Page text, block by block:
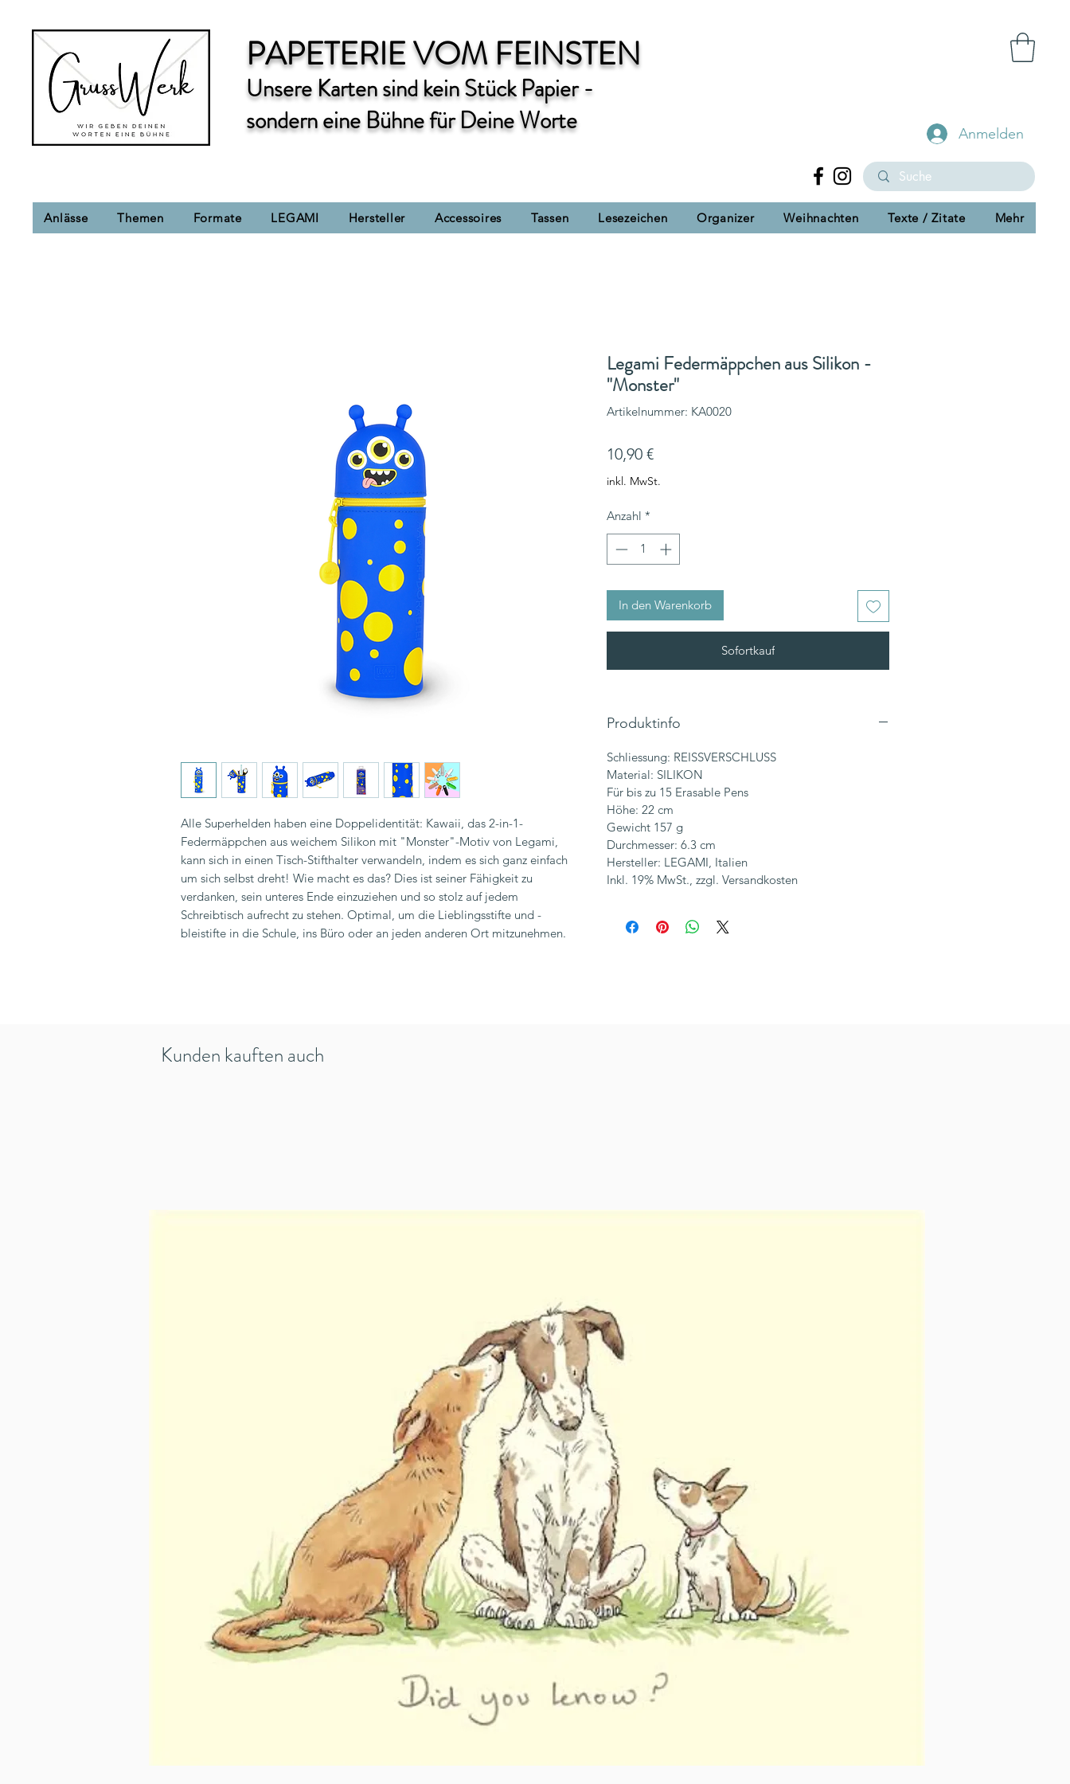
PAPETERIE VOM FEINSTEN
Unsere Karten sind kein Stück Papier -
sondern eine Bühne für Deine Worte
Anmelden
Anlässe Themen Formate LEGAMI Hersteller Accessoires Tassen Lesezeichen Organizer Weihnachten Texte / Zitate Mehr
Alle Superhelden haben eine Doppelidentität: Kawaii, das 2-in-1-
Federmäppchen aus weichem Silikon mit "Monster"-Motiv von Legami,
kann sich in einen Tisch-Stifthalter verwandeln, indem es sich ganz einfach
um sich selbst dreht! Wie macht es das? Dies ist seiner Fähigkeit zu
verdanken, sein unteres Ende einzuziehen und so stolz auf jedem
Schreibtisch aufrecht zu stehen. Optimal, um die Lieblingsstifte und -
bleistifte in die Schule, ins Büro oder an jeden anderen Ort mitzunehmen.
Legami Federmäppchen aus Silikon -
"Monster"
Artikelnummer: KA0020
10,90 €Preis
inkl. MwSt.
Anzahl *
In den Warenkorb
Sofortkauf
Produktinfo
Schliessung: REISSVERSCHLUSS
Material: SILIKON
Für bis zu 15 Erasable Pens
Höhe: 22 cm
Gewicht 157 g
Durchmesser: 6.3 cm
Hersteller: LEGAMI, Italien
Inkl. 19% MwSt., zzgl. Versandkosten
Kunden kauften auch